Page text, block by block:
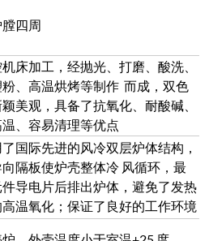
纤维聚轻板材料，节能效果是老
控制单元，控制精度准确，并设
和双回路保护，具 备了过冲、
偶、缺相、超压、超流、超温、
动等保护
控硅模块触发控制，移相触发控
式，输出电压、电 流或功率连
电压、恒电流或恒功率的特性；
电压环 为外环，在突加负载或
流值时，限制调压器的输出电流